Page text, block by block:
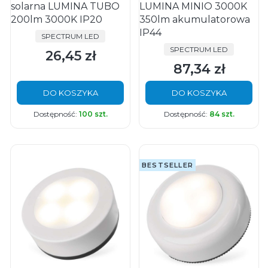
solarna LUMINA TUBO
200lm 3000K IP20
PRODUCENT
SPECTRUM LED
Cena
26,45 zł
DO KOSZYKA
Dostępność: 100 szt.
LUMINA MINIO 3000K
350lm akumulatorowa
IP44
PRODUCENT
SPECTRUM LED
Cena
87,34 zł
DO KOSZYKA
Dostępność: 84 szt.
BESTSELLER